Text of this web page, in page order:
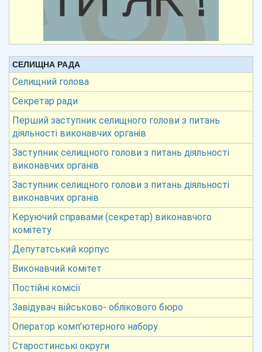
СЕЛИЩНА РАДА
Селищний голова
Секретар ради
Перший заступник селищного голови з питань
діяльності виконавчих органів
Заступник селищного голови з питань діяльності
виконавчих органів
Заступник селищного голови з питань діяльності
виконавчих органів
Керуючий справами (секретар) виконавчого
комітету
Депутатський корпус
Виконавчий комітет
Постійні комісії
Завідувач військово- облікового бюро
Оператор комп’ютерного набору
Старостинські округи